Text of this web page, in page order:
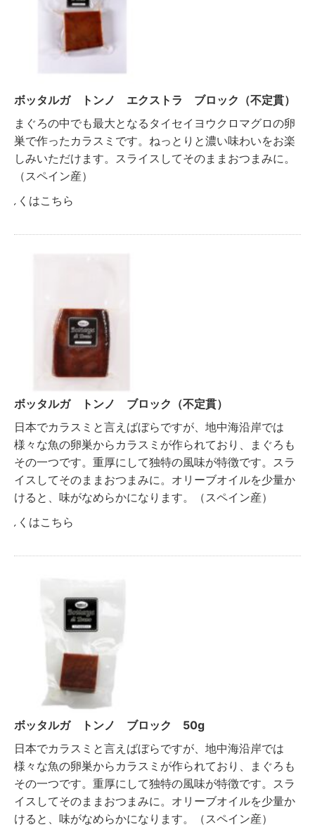
ボッタルガ トンノ エクストラ ブロック（不定貫）
まぐろの中でも最大となるタイセイヨウクロマグロの卵
巣で作ったカラスミです。ねっとりと濃い味わいをお楽
しみいただけます。スライスしてそのままおつまみに。
（スペイン産）
しくはこちら
ボッタルガ トンノ ブロック（不定貫）
日本でカラスミと言えばぼらですが、地中海沿岸では
様々な魚の卵巣からカラスミが作られており、まぐろも
その一つです。重厚にして独特の風味が特徴です。スラ
イスしてそのままおつまみに。オリーブオイルを少量か
けると、味がなめらかになります。（スペイン産）
しくはこちら
ボッタルガ トンノ ブロック 50g
日本でカラスミと言えばぼらですが、地中海沿岸では
様々な魚の卵巣からカラスミが作られており、まぐろも
その一つです。重厚にして独特の風味が特徴です。スラ
イスしてそのままおつまみに。オリーブオイルを少量か
けると、味がなめらかになります。（スペイン産）